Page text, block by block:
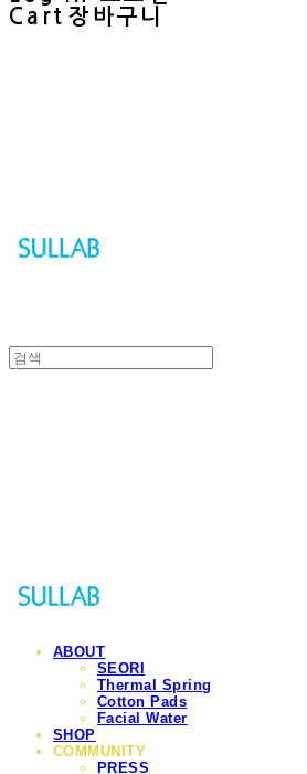
Cart 장바구니
ABOUT
SEORI
Thermal Spring
Cotton Pads
Facial Water
SHOP
COMMUNITY
PRESS